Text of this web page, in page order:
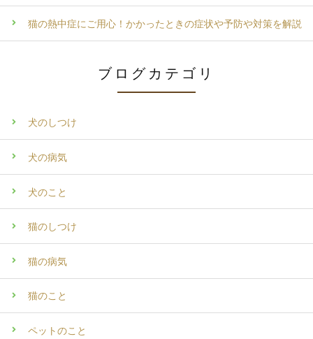
猫の熱中症にご用心！かかったときの症状や予防や対策を解説
ブログカテゴリ
犬のしつけ
犬の病気
犬のこと
猫のしつけ
猫の病気
猫のこと
ペットのこと